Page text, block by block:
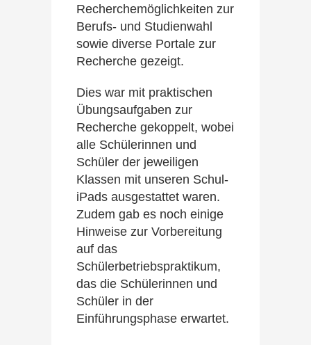
Recherchemöglichkeiten zur
Berufs- und Studienwahl
sowie diverse Portale zur
Recherche gezeigt.
Dies war mit praktischen
Übungsaufgaben zur
Recherche gekoppelt, wobei
alle Schülerinnen und
Schüler der jeweiligen
Klassen mit unseren Schul-
iPads ausgestattet waren.
Zudem gab es noch einige
Hinweise zur Vorbereitung
auf das
Schülerbetriebspraktikum,
das die Schülerinnen und
Schüler in der
Einführungsphase erwartet.